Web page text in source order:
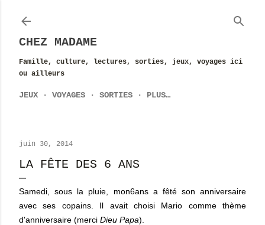
CHEZ MADAME
Famille, culture, lectures, sorties, jeux, voyages ici
ou ailleurs
JEUX VOYAGES SORTIES PLUS…
juin 30, 2014
LA FÊTE DES 6 ANS
Samedi, sous la pluie, mon6ans a fêté son anniversaire
avec ses copains. Il avait choisi Mario comme thème
d'anniversaire (merci Dieu Papa).